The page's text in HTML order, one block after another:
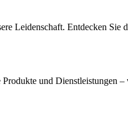
Leidenschaft. Entdecken Sie
und Dienstleistungen